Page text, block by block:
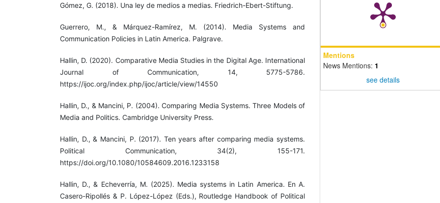
Gómez, G. (2018). Una ley de medios a medias. Friedrich-Ebert-Stiftung.
Guerrero, M., & Márquez-Ramírez, M. (2014). Media Systems and
Communication Policies in Latin America. Palgrave.
Hallin, D. (2020). Comparative Media Studies in the Digital Age. International
Journal of Communication, 14, 5775-5786.
https://ijoc.org/index.php/ijoc/article/view/14550
Hallin, D., & Mancini, P. (2004). Comparing Media Systems. Three Models of
Media and Politics. Cambridge University Press.
Hallin, D., & Mancini, P. (2017). Ten years after comparing media systems.
Political Communication, 34(2), 155-171.
https://doi.org/10.1080/10584609.2016.1233158
Hallin, D., & Echeverría, M. (2025). Media systems in Latin America. En A.
Casero-Ripollés & P. López-López (Eds.), Routledge Handbook of Political
Mentions
News Mentions: 1
see details